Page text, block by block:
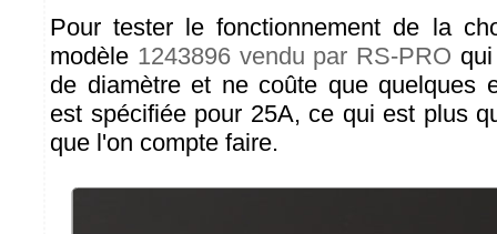
Pour tester le fonctionnement de la
modèle 1243896 vendu par RS-PRO
de diamètre et ne coûte que quelques
est spécifiée pour 25A, ce qui est plus
que l'on compte faire.